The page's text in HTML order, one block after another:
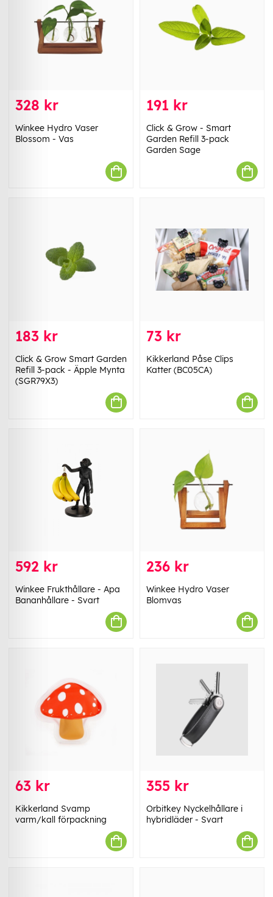
328 kr
Winkee Hydro Vaser
Blossom - Vas
191 kr
Click & Grow - Smart
Garden Refill 3-pack
Garden Sage
183 kr
Click & Grow Smart Garden
Refill 3-pack - Äpple Mynta
(SGR79X3)
73 kr
Kikkerland Påse Clips
Katter (BC05CA)
592 kr
Winkee Frukthållare - Apa
Bananhållare - Svart
236 kr
Winkee Hydro Vaser
Blomvas
63 kr
Kikkerland Svamp
varm/kall förpackning
355 kr
Orbitkey Nyckelhållare i
hybridläder - Svart